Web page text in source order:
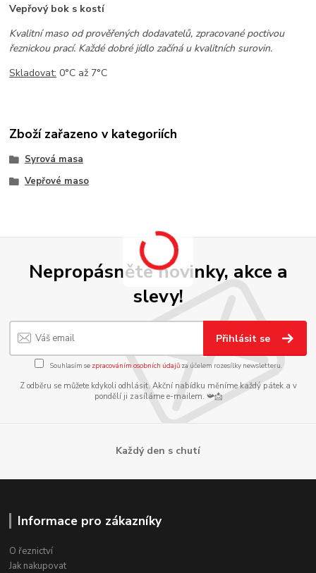
Vepřový bok s kostí
Kvalitní maso od prověřených dodavatelů, zpracované poctivou
řeznickou prací. Každé dobré jídlo začíná u kvalitních surovin.
Skladovat: 0°C až 7°C
Zboží zařazeno v kategoriích
Syrová masa
Vepřové maso
Nepropásněte novinky, akce a
slevy!
Přihlásit se
Souhlasím se zpracováním osobních údajůza účelem rozesílky newsletteru.
Z odběru se můžete kdykoli odhlásit. Akční nabídku měníme každý pátek a v
pondělí ji zasíláme e-mailem. 📯📩
Každý den s chutí
Informace pro zákazníky
O řeznictví
Jak nakupovat